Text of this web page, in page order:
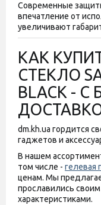
Современные
впечатление от
увеличивают
КАК
СТЕКЛО
BLACK -
dm.kh.ua гордится
гаджетов и
В нашем
том числе - гелевая
ценам. Мы
прославились
характеристиками.